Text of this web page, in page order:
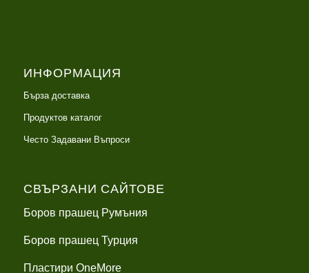
ИНФОРМАЦИЯ
Бърза доставка
Продуктов каталог
Често Задавани Въпроси
СВЪРЗАНИ САЙТОВЕ
Боров прашец Румъния
Боров прашец Турция
Пластири OneMore